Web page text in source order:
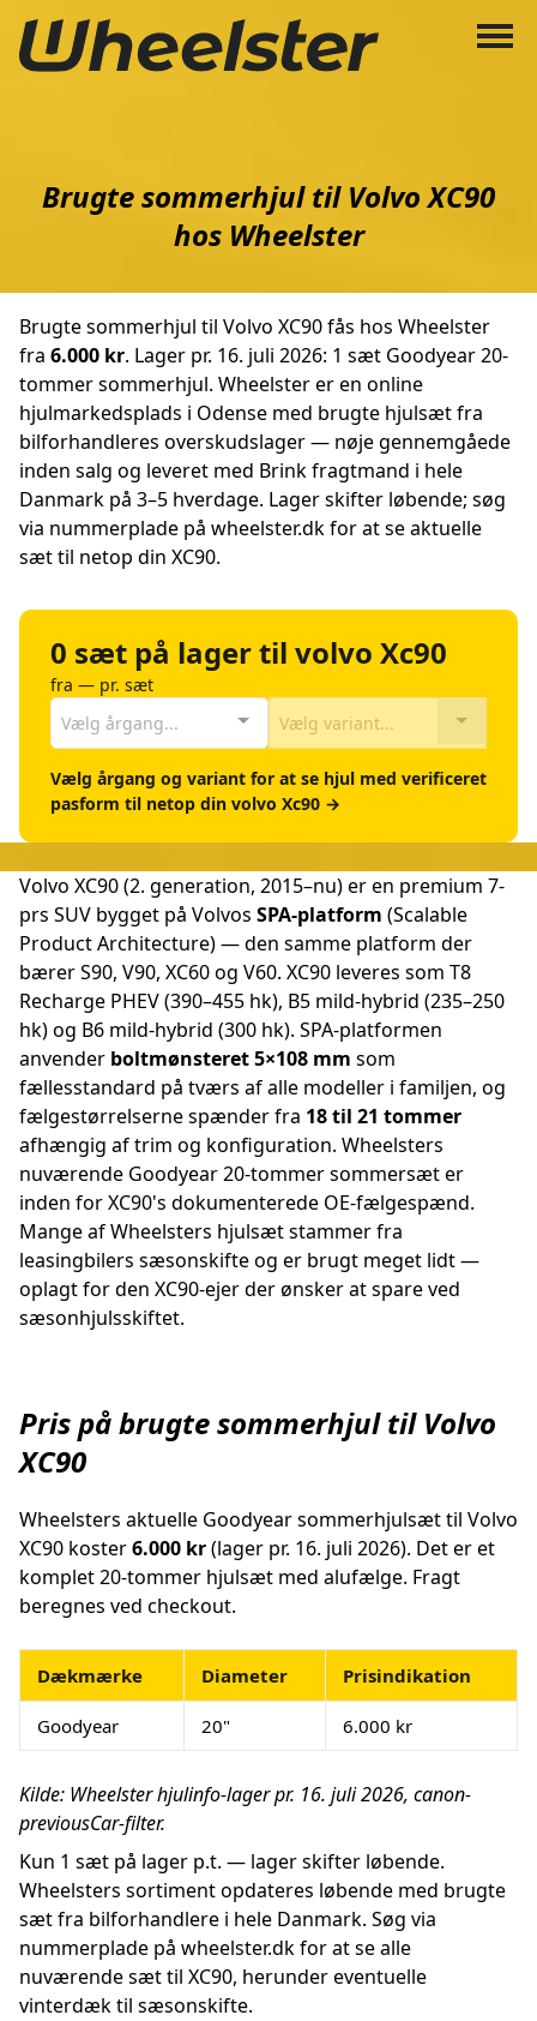
Brugte sommerhjul til Volvo XC90
hos Wheelster
Brugte sommerhjul til Volvo XC90 fås hos Wheelster
fra 6.000 kr. Lager pr. 16. juli 2026: 1 sæt Goodyear 20-
tommer sommerhjul. Wheelster er en online
hjulmarkedsplads i Odense med brugte hjulsæt fra
bilforhandleres overskudslager — nøje gennemgåede
inden salg og leveret med Brink fragtmand i hele
Danmark på 3–5 hverdage. Lager skifter løbende; søg
via nummerplade på wheelster.dk for at se aktuelle
sæt til netop din XC90.
0 sæt på lager til volvo Xc90
fra — pr. sæt
Vælg årgang...
Vælg variant...
Vælg årgang og variant for at se hjul med verificeret
pasform til netop din volvo Xc90 →
Volvo XC90 (2. generation, 2015–nu) er en premium 7-
prs SUV bygget på Volvos SPA-platform (Scalable
Product Architecture) — den samme platform der
bærer S90, V90, XC60 og V60. XC90 leveres som T8
Recharge PHEV (390–455 hk), B5 mild-hybrid (235–250
hk) og B6 mild-hybrid (300 hk). SPA-platformen
anvender boltmønsteret 5×108 mm som
fællesstandard på tværs af alle modeller i familjen, og
fælgestørrelserne spænder fra 18 til 21 tommer
afhængig af trim og konfiguration. Wheelsters
nuværende Goodyear 20-tommer sommersæt er
inden for XC90's dokumenterede OE-fælgespænd.
Mange af Wheelsters hjulsæt stammer fra
leasingbilers sæsonskifte og er brugt meget lidt —
oplagt for den XC90-ejer der ønsker at spare ved
sæsonhjulsskiftet.
Pris på brugte sommerhjul til Volvo
XC90
Wheelsters aktuelle Goodyear sommerhjulsæt til Volvo
XC90 koster6.000 kr(lager pr. 16. juli 2026). Det er et
komplet 20-tommer hjulsæt med alufælge. Fragt
beregnes ved checkout.
Dækmærke Diameter Prisindikation
Goodyear 20" 6.000 kr
Kilde: Wheelster hjulinfo-lager pr. 16. juli 2026, canon-
previousCar-filter.
Kun 1 sæt på lager p.t. — lager skifter løbende.
Wheelsters sortiment opdateres løbende med brugte
sæt fra bilforhandlere i hele Danmark. Søg via
nummerplade på wheelster.dk for at se alle
nuværende sæt til XC90, herunder eventuelle
vinterdæk til sæsonskifte.